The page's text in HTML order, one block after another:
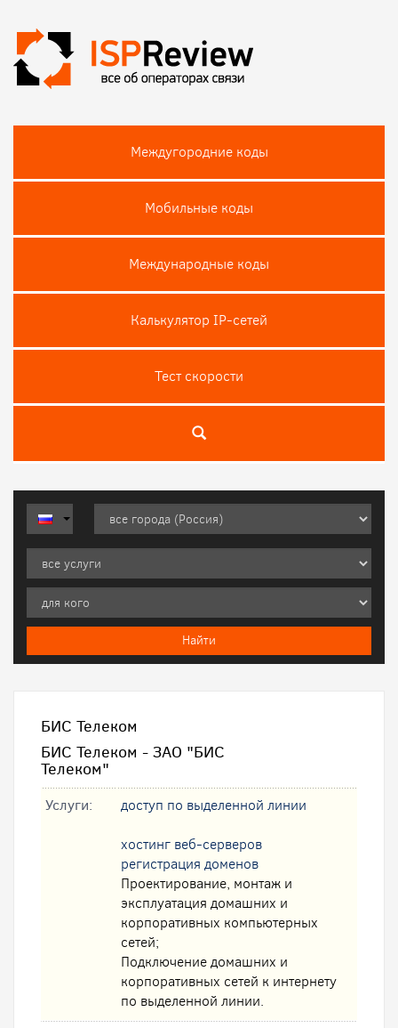
Междугородние коды
Мобильные коды
Международные коды
Калькулятор IP-сетей
Тест скороcти
БИС Телеком
БИС Телеком - ЗАО "БИС
Телеком"
Услуги: доступ по выделенной линии
хостинг веб-серверов
регистрация доменов
Проектирование, монтаж и
эксплуатация домашних и
корпоративных компьютерных
сетей;
Подключение домашних и
корпоративных сетей к интернету
по выделенной линии.